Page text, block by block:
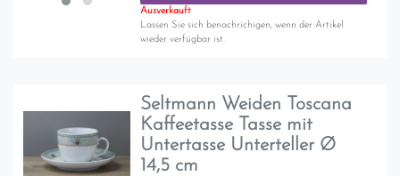
Ausverkauft
Lassen Sie sich benachrichigen, wenn der Artikel
wieder verfügbar ist.
Seltmann Weiden Toscana
Kaffeetasse Tasse mit
Untertasse Unterteller Ø
14,5 cm